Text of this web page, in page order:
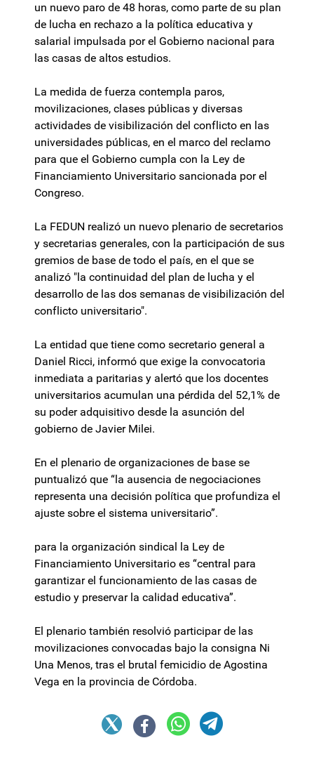
un nuevo paro de 48 horas, como parte de su plan
de lucha en rechazo a la política educativa y
salarial impulsada por el Gobierno nacional para
las casas de altos estudios.
La medida de fuerza contempla paros,
movilizaciones, clases públicas y diversas
actividades de visibilización del conflicto en las
universidades públicas, en el marco del reclamo
para que el Gobierno cumpla con la Ley de
Financiamiento Universitario sancionada por el
Congreso.
La FEDUN realizó un nuevo plenario de secretarios
y secretarias generales, con la participación de sus
gremios de base de todo el país, en el que se
analizó "la continuidad del plan de lucha y el
desarrollo de las dos semanas de visibilización del
conflicto universitario".
La entidad que tiene como secretario general a
Daniel Ricci, informó que exige la convocatoria
inmediata a paritarias y alertó que los docentes
universitarios acumulan una pérdida del 52,1% de
su poder adquisitivo desde la asunción del
gobierno de Javier Milei.
En el plenario de organizaciones de base se
puntualizó que “la ausencia de negociaciones
representa una decisión política que profundiza el
ajuste sobre el sistema universitario”.
para la organización sindical la Ley de
Financiamiento Universitario es “central para
garantizar el funcionamiento de las casas de
estudio y preservar la calidad educativa”.
El plenario también resolvió participar de las
movilizaciones convocadas bajo la consigna Ni
Una Menos, tras el brutal femicidio de Agostina
Vega en la provincia de Córdoba.